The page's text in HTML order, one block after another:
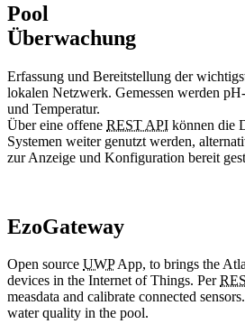
Pool
Überwachung
Erfassung und Bereitstellung der
lokalen Netzwerk. Gemessen werden
und Temperatur.
Über eine offene REST API können die
Systemen weiter genutzt werden,
zur Anzeige und Konfiguration bereit
EzoGateway
Open source UWPApp, to brings the
devices in the Internet of Things. Per
measdata and calibrate connected
water quality in the pool.